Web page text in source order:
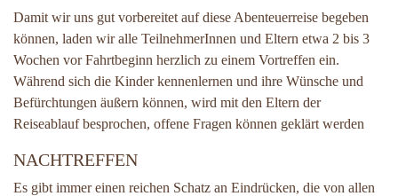
Damit wir uns gut vorbereitet auf diese Abenteuerreise begeben
können, laden wir alle TeilnehmerInnen und Eltern etwa 2 bis 3
Wochen vor Fahrtbeginn herzlich zu einem Vortreffen ein.
Während sich die Kinder kennenlernen und ihre Wünsche und
Befürchtungen äußern können, wird mit den Eltern der
Reiseablauf besprochen, offene Fragen können geklärt werden
NACHTREFFEN
Es gibt immer einen reichen Schatz an Eindrücken, die von allen